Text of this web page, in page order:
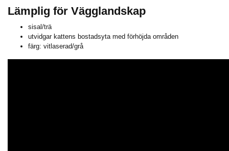
Lämplig för Vägglandskap
sisal/trä
utvidgar kattens bostadsyta med förhöjda områden
färg: vitlaserad/grå